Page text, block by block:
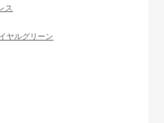
ス
ヤルグリーン